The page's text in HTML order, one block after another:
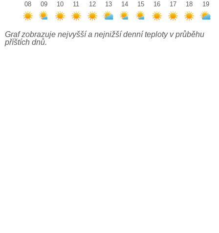
08
09
10
11
12
13
14
15
16
17
18
19
Graf zobrazuje nejvyšší a nejnižší denní teploty v průběhu
příštích dnů.